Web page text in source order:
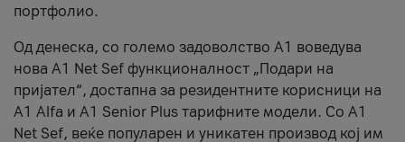
портфолио.
Од денеска, со големо задоволство А1 воведува
нова A1 Net Sef функционалност „Подари на
пријател“, достапна за резидентните корисници на
А1 Alfa и A1 Senior Plus тарифните модели. Со A1
Net Sef, веќе популарен и уникатен производ кој им